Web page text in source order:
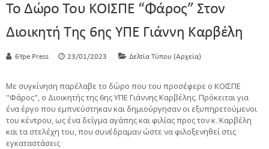
Το Δώρο Του ΚΟΙΣΠΕ “Φάρος” Στον
Διοικητή Της 6ης ΥΠΕ Γιάννη Καρβέλη
6Ype Press 23/01/2023 Δελτία Τύπου (Αρχεία)
Με συγκίνηση παρέλαβε το δώρο που του προσέφερε ο ΚΟΙΣΠΕ
"Φάρος", ο Διοικητής της 6ης ΥΠΕ Γιάννης Καρβέλης. Πρόκειται για
ένα έργο που εμπνεύστηκαν και δημιούργησαν οι εξυπηρετούμενοι
του κέντρου, ως ένα δείγμα αγάπης και φιλίας προς τον κ. Καρβέλη
και τα στελέχη του, που συνέδραμαν ώστε να φιλοξενηθεί στις
εγκαταστάσεις